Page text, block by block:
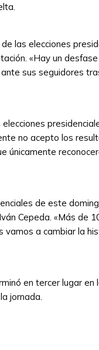
las elecciones
«Hay un
sus seguidores
no acepto los
de este
Cepeda. «Más de
a cambiar la
en tercer lugar en
jornada.